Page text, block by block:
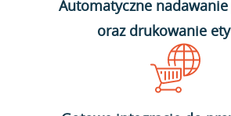
Automatyczne nadawanie
oraz drukowanie